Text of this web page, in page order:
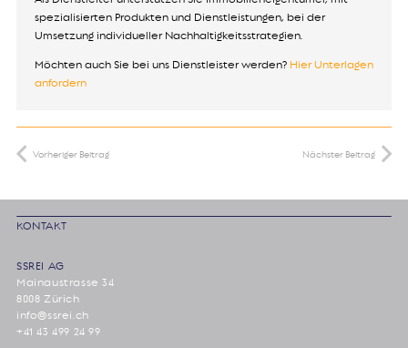
spezialisierten Produkten und Dienstleistungen, bei der
Umsetzung individueller Nachhaltigkeitsstrategien.
Möchten auch Sie bei uns Dienstleister werden? Hier Unterlagen
anfordern
Vorheriger Beitrag Nächster Beitrag
KONTAKT
SSREI AG
Mainaustrasse 34
8008 Zürich
info@ssrei.ch
+41 43 499 24 99